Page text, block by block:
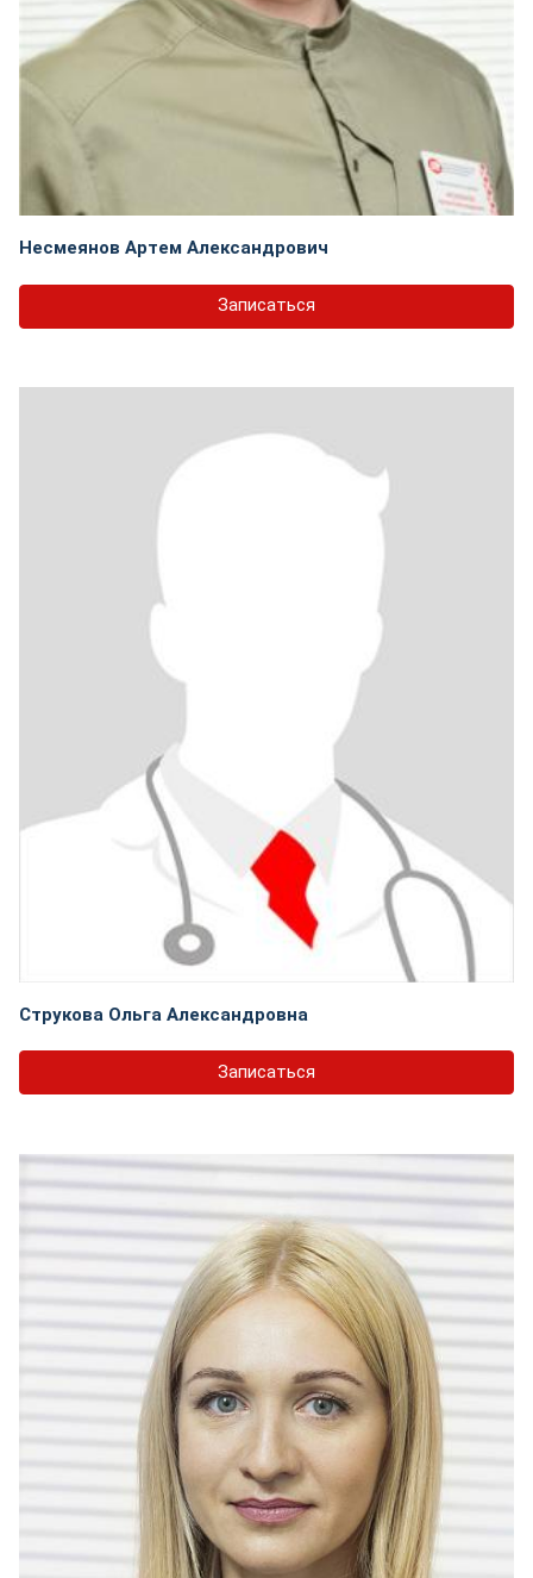
Несмеянов Артем Александрович
Записаться
Струкова Ольга Александровна
Записаться